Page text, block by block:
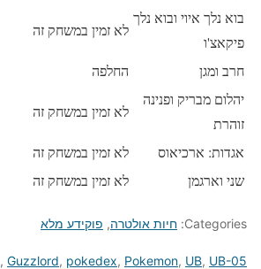
בוא נלך איוי ובוא נלך
פיקאצ'ו
לא זמין במשחק זה
חרב ומגן
החלפה
יהלום מבריק ופנינה
זוהרת
לא זמין במשחק זה
אגדות: ארכיאוס
לא זמין במשחק זה
שני וארגמן
לא זמין במשחק זה
Categories: חיות אולטרה, פוקידע מלא
, Guzzlord, pokedex, Pokemon, UB, UB-05